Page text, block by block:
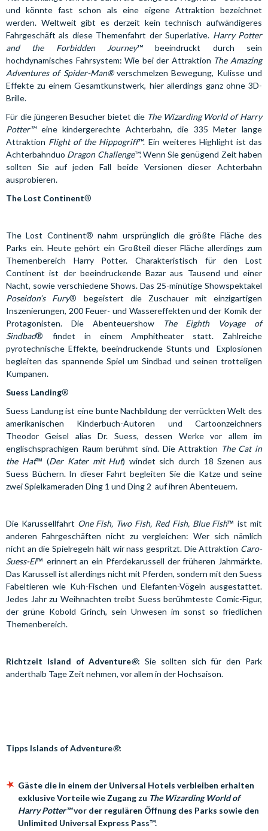
und könnte fast schon als eine eigene Attraktion bezeichnet
werden. Weltweit gibt es derzeit kein technisch aufwändigeres
Fahrgeschäft als diese Themenfahrt der Superlative. Harry Potter
and the Forbidden Journey™ beeindruckt durch sein
hochdynamisches Fahrsystem: Wie bei der Attraktion The Amazing
Adventures of Spider-Man® verschmelzen Bewegung, Kulisse und
Effekte zu einem Gesamtkunstwerk, hier allerdings ganz ohne 3D-
Brille.
Für die jüngeren Besucher bietet die The Wizarding World of Harry
Potter™ eine kindergerechte Achterbahn, die 335 Meter lange
Attraktion Flight of the Hippogriff™. Ein weiteres Highlight ist das
Achterbahnduo Dragon Challenge™. Wenn Sie genügend Zeit haben
sollten Sie auf jeden Fall beide Versionen dieser Achterbahn
ausprobieren.
The Lost Continent®
The Lost Continent® nahm ursprünglich die größte Fläche des
Parks ein. Heute gehört ein Großteil dieser Fläche allerdings zum
Themenbereich Harry Potter. Charakteristisch für den Lost
Continent ist der beeindruckende Bazar aus Tausend und einer
Nacht, sowie verschiedene Shows. Das 25-minütige Showspektakel
Poseidon’s Fury® begeistert die Zuschauer mit einzigartigen
Inszenierungen, 200 Feuer- und Wassereffekten und der Komik der
Protagonisten. Die Abenteuershow
The Eighth Voyage of
Sindbad® findet in einem Amphitheater statt. Zahlreiche
pyrotechnische Effekte, beeindruckende Stunts und Explosionen
begleiten das spannende Spiel um Sindbad und seinen trotteligen
Kumpanen.
Suess Landing®
Suess Landung ist eine bunte Nachbildung der verrückten Welt des
amerikanischen Kinderbuch-Autoren und Cartoonzeichners
Theodor Geisel alias Dr. Suess, dessen Werke vor allem im
englischsprachigen Raum berühmt sind. Die Attraktion The Cat in
the Hat™(Der Kater mit Hut) windet sich durch 18 Szenen aus
Suess Büchern. In dieser Fahrt begleiten Sie die Katze und seine
zwei Spielkameraden Ding 1 und Ding 2 auf ihren Abenteuern.
Die Karussellfahrt One Fish, Two Fish, Red Fish, Blue Fish™ist mit
anderen Fahrgeschäften nicht zu vergleichen: Wer sich nämlich
nicht an die Spielregeln hält wir nass gespritzt. Die Attraktion Caro-
Suess-El™ erinnert an ein Pferdekarussell der früheren Jahrmärkte.
Das Karussell ist allerdings nicht mit Pferden, sondern mit den Suess
Fabeltieren wie Kuh-Fischen und Elefanten-Vögeln ausgestattet.
Jedes Jahr zu Weihnachten treibt Suess berühmteste Comic-Figur,
der grüne Kobold Grinch, sein Unwesen im sonst so friedlichen
Themenbereich.
Richtzeit Island of Adventure®: Sie sollten sich für den Park
anderthalb Tage Zeit nehmen, vor allem in der Hochsaison.
Tipps Islands of Adventure®:
Gäste die in einem der Universal Hotels verbleiben erhalten
exklusive Vorteile wie Zugang zu The Wizarding World of
Harry Potter™vor der regulären Öffnung des Parks sowie den
Unlimited Universal Express Pass™.